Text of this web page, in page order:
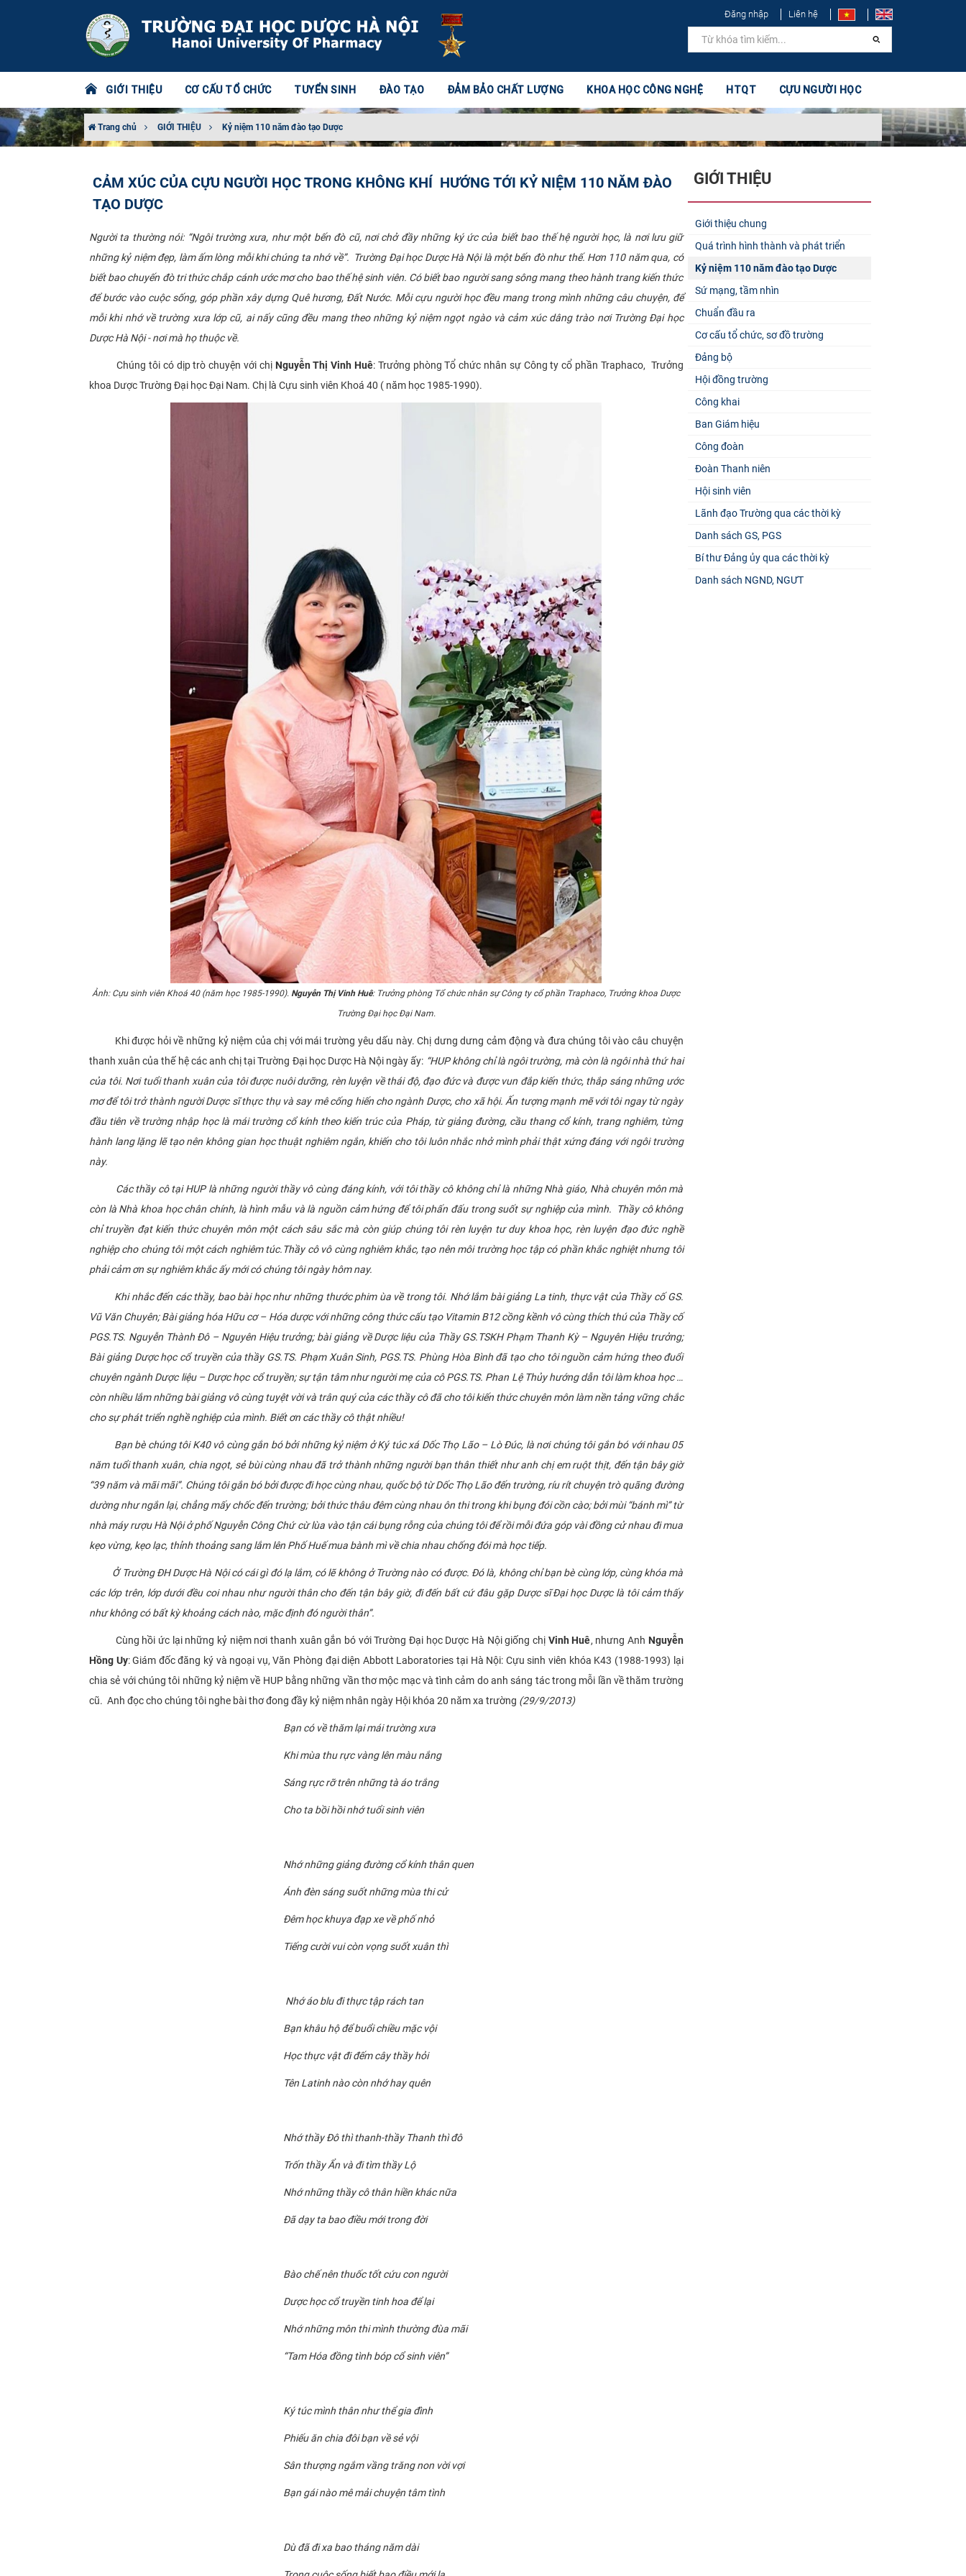
Đăng nhập Liên hệ
GIỚI THIỆU CƠ CẤU TỔ CHỨC TUYỂN SINH ĐÀO TẠO ĐẢM BẢO CHẤT LƯỢNG KHOA HỌC CÔNG NGHỆ HTQT CỰU NGƯỜI HỌC
Trang chủ GIỚI THIỆU Kỷ niệm 110 năm đào tạo Dược
CẢM XÚC CỦA CỰU NGƯỜI HỌC TRONG KHÔNG KHÍ HƯỚNG TỚI KỶ NIỆM 110 NĂM ĐÀO
TẠO DƯỢC
Người ta thường nói: “Ngôi trường xưa, như một bến đò cũ, nơi chở đầy những ký ức của biết bao thế hệ người học, là nơi lưu giữ
những kỷ niệm đẹp, làm ấm lòng mỗi khi chúng ta nhớ về”. Trường Đại học Dược Hà Nội là một bến đò như thế. Hơn 110 năm qua, có
biết bao chuyến đò tri thức chắp cánh ước mơ cho bao thế hệ sinh viên. Có biết bao người sang sông mang theo hành trang kiến thức
để bước vào cuộc sống, góp phần xây dựng Quê hương, Đất Nước. Mỗi cựu người học đều mang trong mình những câu chuyện, để
mỗi khi nhớ về trường xưa lớp cũ, ai nấy cũng đều mang theo những kỷ niệm ngọt ngào và cảm xúc dâng trào nơi Trường Đại học
Dược Hà Nội - nơi mà họ thuộc về.
Chúng tôi có dịp trò chuyện với chị Nguyễn Thị Vinh Huê: Trưởng phòng Tổ chức nhân sự Công ty cổ phần Traphaco, Trưởng
khoa Dược Trường Đại học Đại Nam. Chị là Cựu sinh viên Khoá 40 ( năm học 1985-1990).
Ảnh: Cựu sinh viên Khoá 40 (năm học 1985-1990). Nguyễn Thị Vinh Huê: Trưởng phòng Tổ chức nhân sự Công ty cổ phần Traphaco, Trưởng khoa Dược
Trường Đại học Đại Nam.
Khi được hỏi về những kỷ niệm của chị với mái trường yêu dấu này. Chị dưng dưng cảm động và đưa chúng tôi vào câu chuyện
thanh xuân của thế hệ các anh chị tại Trường Đại học Dược Hà Nội ngày ấy: “HUP không chỉ là ngôi trường, mà còn là ngôi nhà thứ hai
của tôi. Nơi tuổi thanh xuân của tôi được nuôi dưỡng, rèn luyện về thái độ, đạo đức và được vun đắp kiến thức, thắp sáng những ước
mơ để tôi trở thành người Dược sĩ thực thụ và say mê cống hiến cho ngành Dược, cho xã hội. Ấn tượng mạnh mẽ với tôi ngay từ ngày
đầu tiên về trường nhập học là mái trường cổ kính theo kiến trúc của Pháp, từ giảng đường, cầu thang cổ kính, trang nghiêm, từng
hành lang lặng lẽ tạo nên không gian học thuật nghiêm ngắn, khiến cho tôi luôn nhắc nhở mình phải thật xứng đáng với ngôi trường
này.
Các thầy cô tại HUP là những người thầy vô cùng đáng kính, với tôi thầy cô không chỉ là những Nhà giáo, Nhà chuyên môn mà
còn là Nhà khoa học chân chính, là hình mẫu và là nguồn cảm hứng để tôi phấn đấu trong suốt sự nghiệp của mình. Thầy cô không
chỉ truyền đạt kiến thức chuyên môn một cách sâu sắc mà còn giúp chúng tôi rèn luyện tư duy khoa học, rèn luyện đạo đức nghề
nghiệp cho chúng tôi một cách nghiêm túc.Thầy cô vô cùng nghiêm khắc, tạo nên môi trường học tập có phần khắc nghiệt nhưng tôi
phải cảm ơn sự nghiêm khắc ấy mới có chúng tôi ngày hôm nay.
Khi nhắc đến các thầy, bao bài học như những thước phim ùa về trong tôi. Nhớ lắm bài giảng La tinh, thực vật của Thầy cố GS.
Vũ Văn Chuyên; Bài giảng hóa Hữu cơ – Hóa dược với những công thức cấu tạo Vitamin B12 cồng kềnh vô cùng thích thú của Thầy cố
PGS.TS. Nguyễn Thành Đô – Nguyên Hiệu trưởng; bài giảng về Dược liệu của Thầy GS.TSKH Phạm Thanh Kỳ – Nguyên Hiệu trưởng;
Bài giảng Dược học cổ truyền của thầy GS.TS. Phạm Xuân Sinh, PGS.TS. Phùng Hòa Bình đã tạo cho tôi nguồn cảm hứng theo đuổi
chuyên ngành Dược liệu – Dược học cổ truyền; sự tận tâm như người mẹ của cô PGS.TS. Phan Lệ Thủy hướng dẫn tôi làm khoa học …
còn nhiều lắm những bài giảng vô cùng tuyệt vời và trân quý của các thầy cô đã cho tôi kiến thức chuyên môn làm nền tảng vững chắc
cho sự phát triển nghề nghiệp của mình. Biết ơn các thầy cô thật nhiều!
Bạn bè chúng tôi K40 vô cùng gắn bó bởi những kỷ niệm ở Ký túc xá Dốc Thọ Lão – Lò Đúc, là nơi chúng tôi gắn bó với nhau 05
năm tuổi thanh xuân, chia ngọt, sẻ bùi cùng nhau đã trở thành những người bạn thân thiết như anh chị em ruột thịt, đến tận bây giờ
“39 năm và mãi mãi”. Chúng tôi gắn bó bởi được đi học cùng nhau, quốc bộ từ Dốc Thọ Lão đến trường, ríu rít chuyện trò quãng đường
dường như ngắn lại, chẳng mấy chốc đến trường; bởi thức thâu đêm cùng nhau ôn thi trong khi bụng đói cồn cào; bởi mùi “bánh mì” từ
nhà máy rượu Hà Nội ở phố Nguyễn Công Chứ cừ lùa vào tận cái bụng rỗng của chúng tôi để rồi mỗi đứa góp vài đồng cử nhau đi mua
kẹo vừng, kẹo lạc, thỉnh thoảng sang lắm lên Phố Huế mua bành mì về chia nhau chống đói mà học tiếp.
Ở Trường ĐH Dược Hà Nội có cái gì đó lạ lắm, có lẽ không ở Trường nào có được. Đó là, không chỉ bạn bè cùng lớp, cùng khóa mà
các lớp trên, lớp dưới đều coi nhau như người thân cho đến tận bây giờ, đi đến bất cứ đâu gặp Dược sĩ Đại học Dược là tôi cảm thấy
như không có bất kỳ khoảng cách nào, mặc định đó người thân”.
Cùng hồi ức lại những kỷ niệm nơi thanh xuân gắn bó với Trường Đại học Dược Hà Nội giống chị Vinh Huê, nhưng Anh Nguyễn
Hồng Uy: Giám đốc đăng ký và ngoại vụ, Văn Phòng đại diện Abbott Laboratories tại Hà Nội: Cựu sinh viên khóa K43 (1988-1993) lại
chia sẻ với chúng tôi những kỷ niệm về HUP bằng những vần thơ mộc mạc và tình cảm do anh sáng tác trong mỗi lần về thăm trường
cũ. Anh đọc cho chúng tôi nghe bài thơ đong đầy kỷ niệm nhân ngày Hội khóa 20 năm xa trường (29/9/2013)
Bạn có về thăm lại mái trường xưa
Khi mùa thu rực vàng lên màu nắng
Sáng rực rỡ trên những tà áo trắng
Cho ta bồi hồi nhớ tuổi sinh viên
Nhớ những giảng đường cổ kính thân quen
Ánh đèn sáng suốt những mùa thi cử
Đêm học khuya đạp xe về phố nhỏ
Tiếng cười vui còn vọng suốt xuân thì
Nhớ áo blu đi thực tập rách tan
Bạn khâu hộ để buổi chiều mặc vội
Học thực vật đi đếm cây thầy hỏi
Tên Latinh nào còn nhớ hay quên
Nhớ thầy Đô thì thanh-thầy Thanh thì đô
Trốn thầy Ẩn và đi tìm thầy Lộ
Nhớ những thầy cô thân hiền khác nữa
Đã dạy ta bao điều mới trong đời
Bào chế nên thuốc tốt cứu con người
Dược học cổ truyền tinh hoa để lại
Nhớ những môn thi mình thường đùa mãi
“Tam Hóa đồng tình bóp cổ sinh viên”
Ký túc mình thân như thể gia đình
Phiếu ăn chia đôi bạn về sẻ vội
Sân thượng ngắm vầng trăng non vời vợi
Bạn gái nào mê mải chuyện tâm tình
Dù đã đi xa bao tháng năm dài
GIỚI THIỆU
Giới thiệu chung
Quá trình hình thành và phát triển
Kỷ niệm 110 năm đào tạo Dược
Sứ mạng, tầm nhìn
Chuẩn đầu ra
Cơ cấu tổ chức, sơ đồ trường
Đảng bộ
Hội đồng trường
Công khai
Ban Giám hiệu
Công đoàn
Đoàn Thanh niên
Hội sinh viên
Lãnh đạo Trường qua các thời kỳ
Danh sách GS, PGS
Bí thư Đảng ủy qua các thời kỳ
Danh sách NGND, NGƯT